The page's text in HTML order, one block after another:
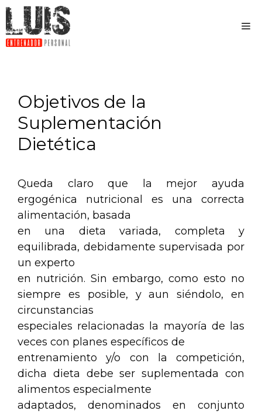
Objetivos de la
Suplementación
Dietética
Queda claro que la mejor ayuda
ergogénica nutricional es una correcta
alimentación, basada
en una dieta variada, completa y
equilibrada, debidamente supervisada por
un experto
en nutrición. Sin embargo, como esto no
siempre es posible, y aun siéndolo, en
circunstancias
especiales relacionadas la mayoría de las
veces con planes específicos de
entrenamiento y/o con la competición,
dicha dieta debe ser suplementada con
alimentos especialmente
adaptados, denominados en conjunto